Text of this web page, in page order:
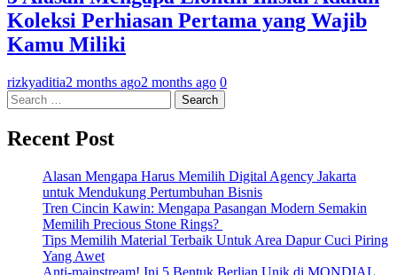
Koleksi Perhiasan Pertama yang Wajib
Kamu Miliki
rizkyaditia2 months ago2 months ago 0
Search
for:
Recent Post
Alasan Mengapa Harus Memilih Digital Agency Jakarta
untuk Mendukung Pertumbuhan Bisnis
Tren Cincin Kawin: Mengapa Pasangan Modern Semakin
Memilih Precious Stone Rings?
Tips Memilih Material Terbaik Untuk Area Dapur Cuci Piring
Yang Awet
Anti-mainstream! Ini 5 Bentuk Berlian Unik di MONDIAL